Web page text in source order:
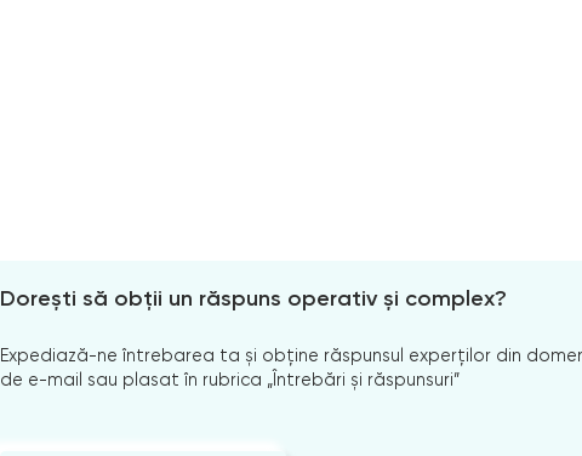
Dorești să obții un răspuns operativ și complex?
Expediază-ne întrebarea ta și obține răspunsul experților din
de e-mail sau plasat în rubrica „Întrebări și răspunsuri”